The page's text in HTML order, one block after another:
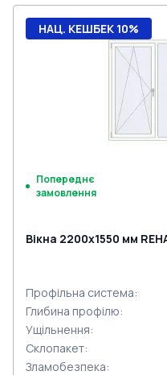
НАЦ. КЕШБЕК 10%
Попереднє
замовлення
Вікна 2200x1550 мм
Профільна система:
Глибина профілю:
Ущільнення:
Склопакет:
Зламобезпека: